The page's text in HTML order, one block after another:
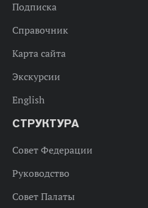
Подписка
Справочник
Карта сайта
Экскурсии
English
СТРУКТУРА
Совет Федерации
Руководство
Совет Палаты